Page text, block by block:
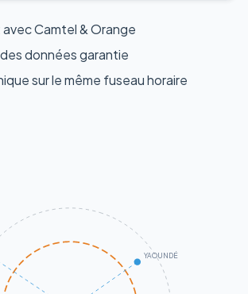
Camtel & Orange
données garantie
sur le même fuseau horaire
YAOUNDÉ